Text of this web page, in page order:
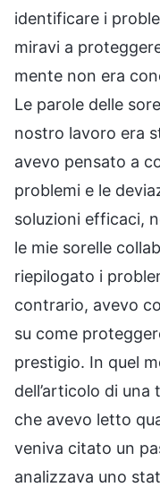
identificare i
miravi a
mente non era
Le parole delle
nostro lavoro era
avevo pensato a
problemi e le
soluzioni efficaci,
le mie sorelle
riepilogato i
contrario, avevo
su come
prestigio. In quel
dell’articolo di
che avevo letto
veniva citato un
analizzava uno